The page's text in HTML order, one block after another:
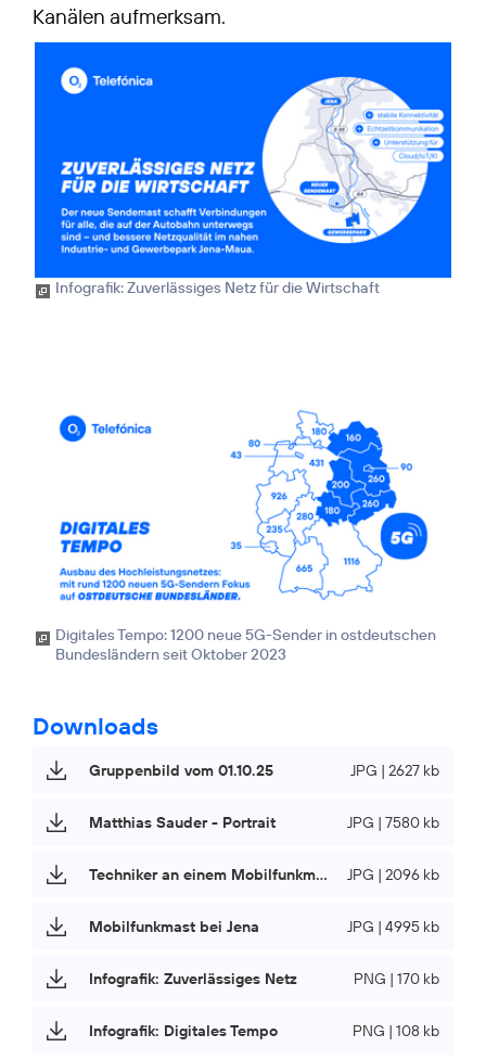
Kanälen aufmerksam.
Infografik: Zuverlässiges Netz für die Wirtschaft
Digitales Tempo: 1200 neue 5G-Sender in ostdeutschen
Bundesländern seit Oktober 2023
Downloads
Gruppenbild vom 01.10.25 JPG | 2627 kb
Matthias Sauder - Portrait JPG | 7580 kb
Techniker an einem Mobilfunkmast JPG | 2096 kb
Mobilfunkmast bei Jena JPG | 4995 kb
Infografik: Zuverlässiges Netz PNG | 170 kb
Infografik: Digitales Tempo PNG | 108 kb